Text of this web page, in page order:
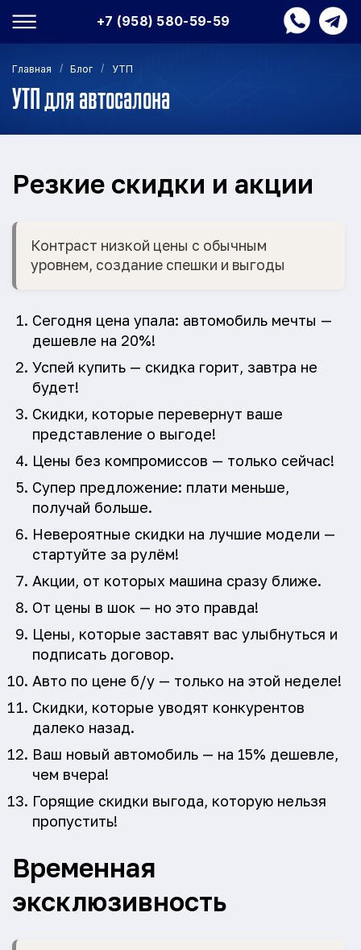
+7 (958) 580-59-59
Главная / Блог / УТП
УТП для автосалона
Резкие скидки и акции
Контраст низкой цены с обычным
уровнем, создание спешки и выгоды
Сегодня цена упала: автомобиль мечты —
дешевле на 20%!
Успей купить — скидка горит, завтра не
будет!
Скидки, которые перевернут ваше
представление о выгоде!
Цены без компромиссов — только сейчас!
Супер предложение: плати меньше,
получай больше.
Невероятные скидки на лучшие модели —
стартуйте за рулём!
Акции, от которых машина сразу ближе.
От цены в шок — но это правда!
Цены, которые заставят вас улыбнуться и
подписать договор.
Авто по цене б/у — только на этой неделе!
Скидки, которые уводят конкурентов
далеко назад.
Ваш новый автомобиль — на 15% дешевле,
чем вчера!
Горящие скидки выгода, которую нельзя
пропустить!
Временная
эксклюзивность